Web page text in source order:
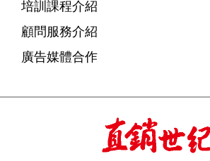
培訓課程介紹
顧問服務介紹
廣告媒體合作